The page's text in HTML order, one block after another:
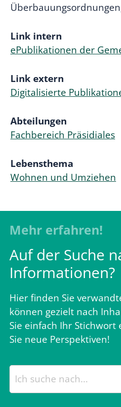
Link intern
ePublikationen der
Link extern
Digitalisierte
Abteilungen
Fachbereich Präsidiales
Lebensthema
Wohnen und Umziehen
Mehr erfahren!
Auf der Suche
Informationen?
Hier finden Sie
können gezielt nach
Sie einfach Ihr
Sie neue Perspektiven!